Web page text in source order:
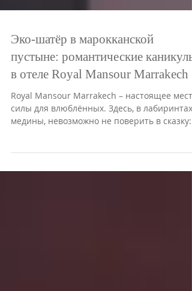
Эко-шатёр в марокканской
пустыне: романтические каникулы
в отеле Royal Mansour Marrakech
Royal Mansour Marrakech – настоящее место
медины, невозможно не поверить в сказку: